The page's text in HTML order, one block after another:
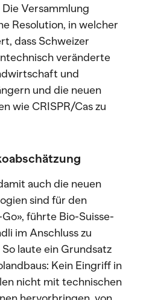
Versammlung
Resolution, in welcher
dass Schweizer
veränderte
und
und die neuen
wie CRISPR/Cas zu
auch die neuen
sind für den
führte Bio-Suisse-
im Anschluss zu
laute ein Grundsatz
Kein Eingriff in
nicht mit technischen